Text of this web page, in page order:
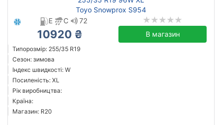
Toyo Snowprox S954
E
C 72
10920 ₴ В магазин
Типорозмір: 255/35 R19
Сезон: зимова
Індекс швидкості: W
Посиленість: XL
Рік виробництва:
Країна:
Магазин: R20